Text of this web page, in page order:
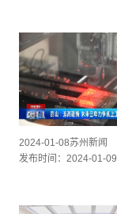
2024-01-08苏州新闻
发布时间：2024-01-09